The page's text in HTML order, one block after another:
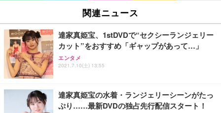
関連ニュース
達家真姫宝、1stDVDで“セクシーランジェリー
カット”をおすすめ「ギャップがあって…」
エンタメ
2021.7.10(土) 13:55
達家真姫宝の水着・ランジェリーシーンがたっ
ぷり……最新DVDの独占先行配信スタート！